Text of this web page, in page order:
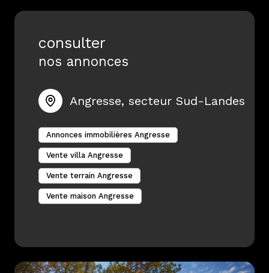
consulter
nos annonces
Angresse, secteur Sud-Landes
Annonces immobilières Angresse
Vente villa Angresse
Vente terrain Angresse
Vente maison Angresse